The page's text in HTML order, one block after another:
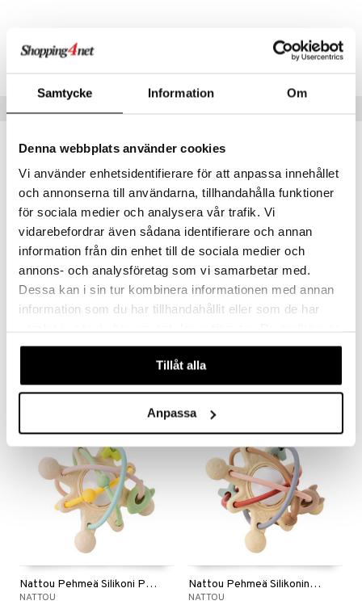
Samtycke Information Om
Denna webbplats använder cookies
Vi använder enhetsidentifierare för att anpassa innehållet
och annonserna till användarna, tillhandahålla funktioner
för sociala medier och analysera vår trafik. Vi
vidarebefordrar även sådana identifierare och annan
information från din enhet till de sociala medier och
annons- och analysföretag som vi samarbetar med.
Dessa kan i sin tur kombinera informationen med annan
information som du har tillhandahållit eller som de har
våra cookies vid fortsatt användande av vår webbplats.
Tillåt alla
Anpassa
TNA81-1-XX
Nattou Pehmeä Silikoni Aktiviteettipallo Roosa Nattou Pehmeä Silikoni Aktiviteettipallo Vihreä
19,90
Nattou Pehmeä Silikoni Purulelu Galaxy Pastelli
NATTOU
Nattou Pehmeä Silikoninen Purulelu Galaxy Beige
NATTOU